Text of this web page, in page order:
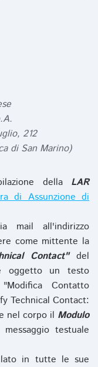
212
di San Marino)
della LAR
di Assunzione di
mail all'indirizzo
come mittente la
Contact"del
oggetto un testo
Contatto
Technical Contact:
nel corpo il Modulo
testuale
in tutte le sue